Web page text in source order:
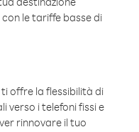
le tariffe basse di
offre la flessibilità di
verso i telefoni fissi e
rinnovare il tuo